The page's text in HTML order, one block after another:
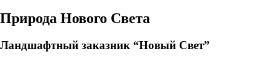
Природа Нового Света
Ландшафтный заказник “Новый Свет”